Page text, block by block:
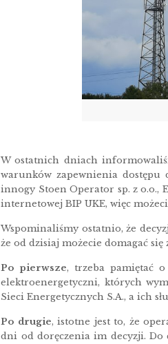
W ostatnich dniach
warunków zapewnienia dostępu
innogy Stoen Operator sp. z o.o.,
internetowej BIP UKE, więc
Wspominaliśmy ostatnio, że
że od dzisiaj możecie domagać
Po pierwsze, trzeba pamiętać
elektroenergetyczni, których
Sieci Energetycznych S.A., a ich
Po drugie, istotne jest to, że
dni od doręczenia im decyzji. Do